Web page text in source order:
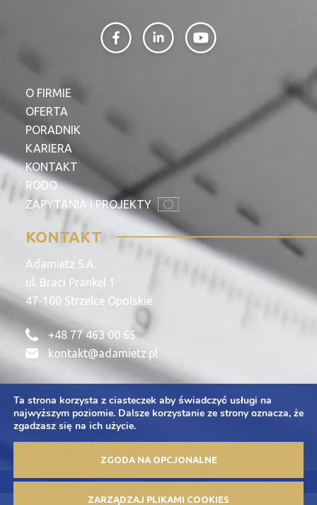
O FIRMIE
OFERTA
PORADNIK
KARIERA
KONTAKT
RODO
ZAPYTANIA I PROJEKTY
KONTAKT
Adamietz S.A.
ul. Braci Prankel 1
47-100 Strzelce Opolskie
+48 77 463 00 65
kontakt@adamietz.pl
Polityka Prywatności
Zapytania
Copywriting © ADAMIETZ 2026
Projekt i realizacja: Offteam.pl
Ta strona korzysta z ciasteczek aby świadczyć usługi na
najwyższym poziomie. Dalsze korzystanie ze strony oznacza, że
zgadzasz się na ich użycie.
ZGODA NA OPCJONALNE
ZARZĄDZAJ PLIKAMI COOKIES